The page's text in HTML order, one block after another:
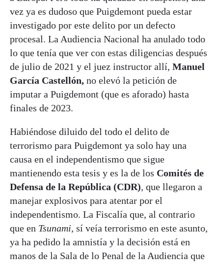
vez ya es dudoso que Puigdemont pueda estar
investigado por este delito por un defecto
procesal. La Audiencia Nacional ha anulado todo
lo que tenía que ver con estas diligencias después
de julio de 2021 y el juez instructor allí, Manuel
García Castellón, no elevó la petición de
imputar a Puigdemont (que es aforado) hasta
finales de 2023.
Habiéndose diluido del todo el delito de
terrorismo para Puigdemont ya solo hay una
causa en el independentismo que sigue
mantienendo esta tesis y es la de los Comités de
Defensa de la República (CDR), que llegaron a
manejar explosivos para atentar por el
independentismo. La Fiscalía que, al contrario
que en Tsunami, sí veía terrorismo en este asunto,
ya ha pedido la amnistía y la decisión está en
manos de la Sala de lo Penal de la Audiencia que